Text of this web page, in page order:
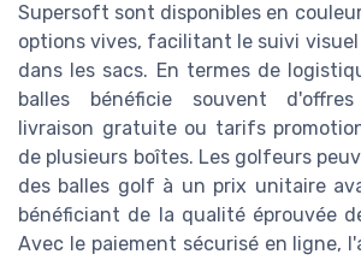
Supersoft sont disponibles en
options vives, facilitant le suivi
dans les sacs. En termes de
balles bénéficie souvent
livraison gratuite ou tarifs
de plusieurs boîtes. Les golfeurs
des balles golf à un prix unitaire
bénéficiant de la qualité éprouvée
Avec le paiement sécurisé en ligne,